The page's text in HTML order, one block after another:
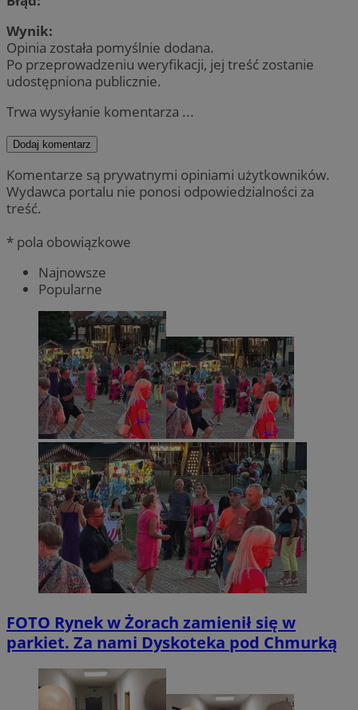
Wynik:
Opinia została pomyślnie dodana.
Po przeprowadzeniu weryfikacji, jej treść zostanie
udostępniona publicznie.
Trwa wysyłanie komentarza ...
Dodaj komentarz
Komentarze są prywatnymi opiniami użytkowników.
Wydawca portalu nie ponosi odpowiedzialności za
treść.
* pola obowiązkowe
Najnowsze
Popularne
FOTO Rynek w Żorach zamienił się w
parkiet. Za nami Dyskoteka pod Chmurką